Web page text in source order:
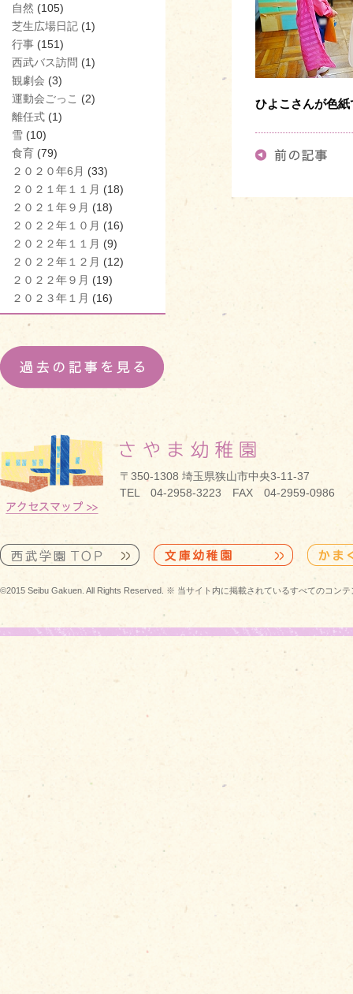
自然 (105)
芝生広場日記 (1)
行事 (151)
西武バス訪問 (1)
観劇会 (3)
運動会ごっこ (2)
離任式 (1)
雪 (10)
食育 (79)
２０２０年6月 (33)
２０２１年１１月 (18)
２０２１年９月 (18)
２０２２年１０月 (16)
２０２２年１１月 (9)
２０２２年１２月 (12)
２０２２年９月 (19)
２０２３年１月 (16)
ひよこさんが色
〒350-1308 埼玉県狭山市中央3-11-37
TEL 04-2958-3223 FAX 04-2959-0986
©2015 Seibu Gakuen. All Rights Reserved. ※ 当サイト内に掲載されているすべてのコン